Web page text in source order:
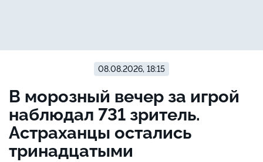
08.08.2026, 18:15
В морозный вечер за игрой
наблюдал 731 зритель.
Астраханцы остались
тринадцатыми